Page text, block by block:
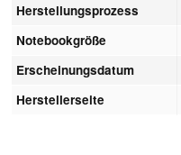
Herstellungsprozess
Notebookgröße
Erscheinungsdatum
Herstellerseite